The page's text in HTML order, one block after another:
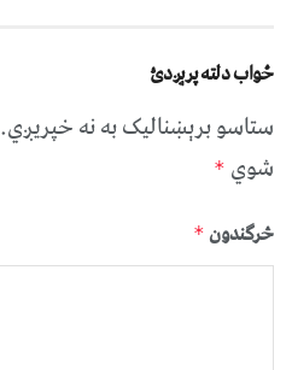
ځواب دلته پرېږدئ
ستاسو برېښناليک به نه خپريږي.
شوي *
څرگندون *